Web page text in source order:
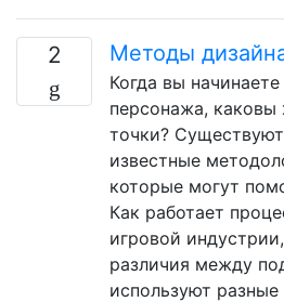
2 Методы
Когда вы
персонажа,
точки?
известные
которые могут
Как работает
игровой
различия между
используют